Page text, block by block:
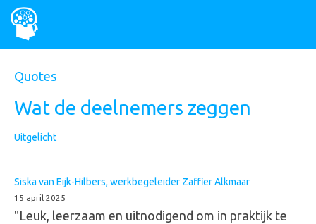
Overslaan
en
naar
de
gaan
Gezonde snackmuur
Quotes
Wat de deelnemers zeggen
Uitgelicht
Siska van Eijk-Hilbers, werkbegeleider Zaffier Alkmaar
15 april 2025
"Leuk, leerzaam en uitnodigend om in praktijk te